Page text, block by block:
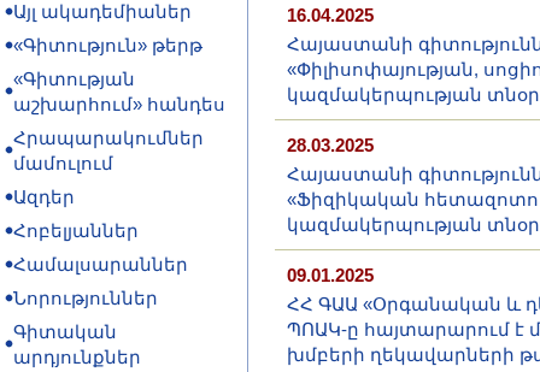
Այլ ակադեմիաներ
«Գիտություն» թերթ
«Գիտության
աշխարհում» հանդես
Հրապարակումներ
մամուլում
Ազդեր
Հոբելյաններ
Համալսարաններ
Նորություններ
Գիտական
արդյունքներ
16.04.2025
Հայաստանի
«Փիլիսոփայության,
կազմակերպության
28.03.2025
Հայաստանի
«Ֆիզիկական
կազմակերպության
09.01.2025
ՀՀ ԳԱԱ «Օրգանական և
ՊՈԱԿ-ը հայտարարում է
խմբերի ղեկավարների